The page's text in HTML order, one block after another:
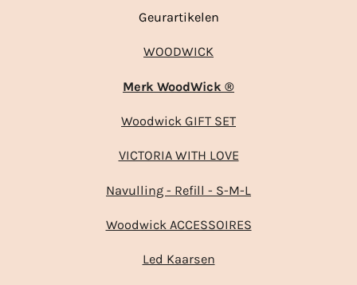
Geurartikelen
WOODWICK
Merk WoodWick ®
Woodwick GIFT SET
VICTORIA WITH LOVE
Navulling - Refill - S-M-L
Woodwick ACCESSOIRES
Led Kaarsen